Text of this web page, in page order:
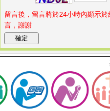
留言後，留言將於24小時內顯示
言，謝謝